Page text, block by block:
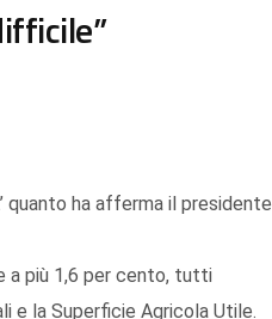
quanto ha afferma il presidente
a più 1,6 per cento, tutti
e la Superficie Agricola Utile.